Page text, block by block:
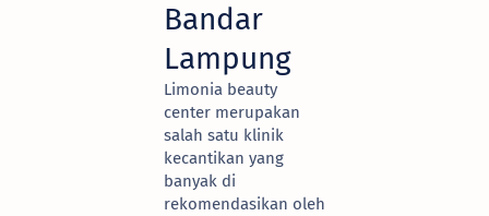
Bandar
Lampung
Limonia beauty
center merupakan
salah satu klinik
kecantikan yang
banyak di
rekomendasikan oleh